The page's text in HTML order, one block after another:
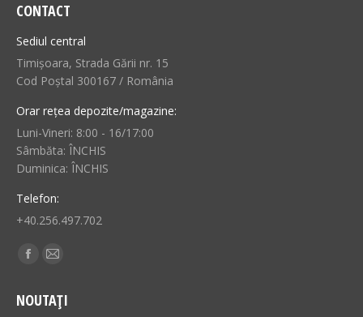
CONTACT
Sediul central
Timișoara, Strada Gării nr. 15
Cod Poștal 300167 / România
Orar rețea depozite/magazine:
Luni-Vineri: 8:00 - 16/17:00
Sâmbăta: ÎNCHIS
Duminica: ÎNCHIS
Telefon:
+40.256.497.702
Find us on:
Facebook
opens
Mail
opens
NOUTAȚI